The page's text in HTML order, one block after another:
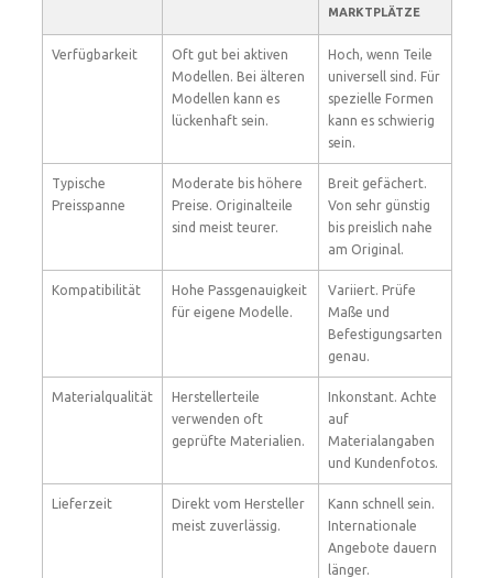
MARKTPLÄTZE
Verfügbarkeit
Oft gut bei aktiven
Modellen. Bei älteren
Modellen kann es
lückenhaft sein.
Hoch, wenn Teile
universell sind. Für
spezielle Formen
kann es schwierig
sein.
Typische
Preisspanne
Moderate bis höhere
Preise. Originalteile
sind meist teurer.
Breit gefächert.
Von sehr günstig
bis preislich nahe
am Original.
Kompatibilität
Hohe Passgenauigkeit
für eigene Modelle.
Variiert. Prüfe
Maße und
Befestigungsarten
genau.
Materialqualität
Herstellerteile
verwenden oft
geprüfte Materialien.
Inkonstant. Achte
auf
Materialangaben
und Kundenfotos.
Lieferzeit
Direkt vom Hersteller
meist zuverlässig.
Kann schnell sein.
Internationale
Angebote dauern
länger.